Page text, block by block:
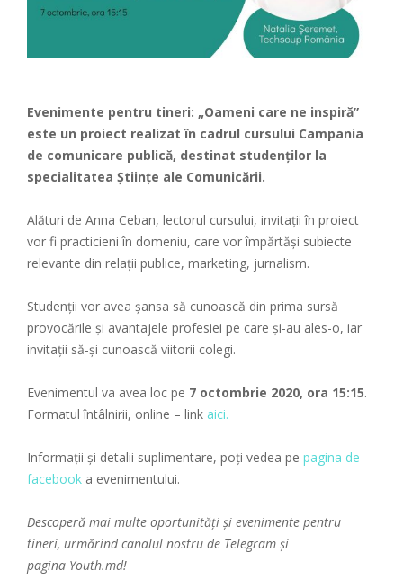
Evenimente pentru tineri: „Oameni care ne inspiră”
este un proiect realizat în cadrul cursului Campania
de comunicare publică, destinat studenților la
specialitatea Științe ale Comunicării.
Alături de Anna Ceban, lectorul cursului, invitații în proiect
vor fi practicieni în domeniu, care vor împărtăși subiecte
relevante din relații publice, marketing, jurnalism.
Studenții vor avea șansa să cunoască din prima sursă
provocările și avantajele profesiei pe care și-au ales-o, iar
invitații să-și cunoască viitorii colegi.
Evenimentul va avea loc pe 7 octombrie 2020, ora 15:15.
Formatul întâlnirii, online – link aici.
Informații și detalii suplimentare, poți vedea pe pagina de
facebook a evenimentului.
Descoperă mai multe oportunități și evenimente pentru
tineri, urmărind canalul nostru de Telegram și
pagina Youth.md!